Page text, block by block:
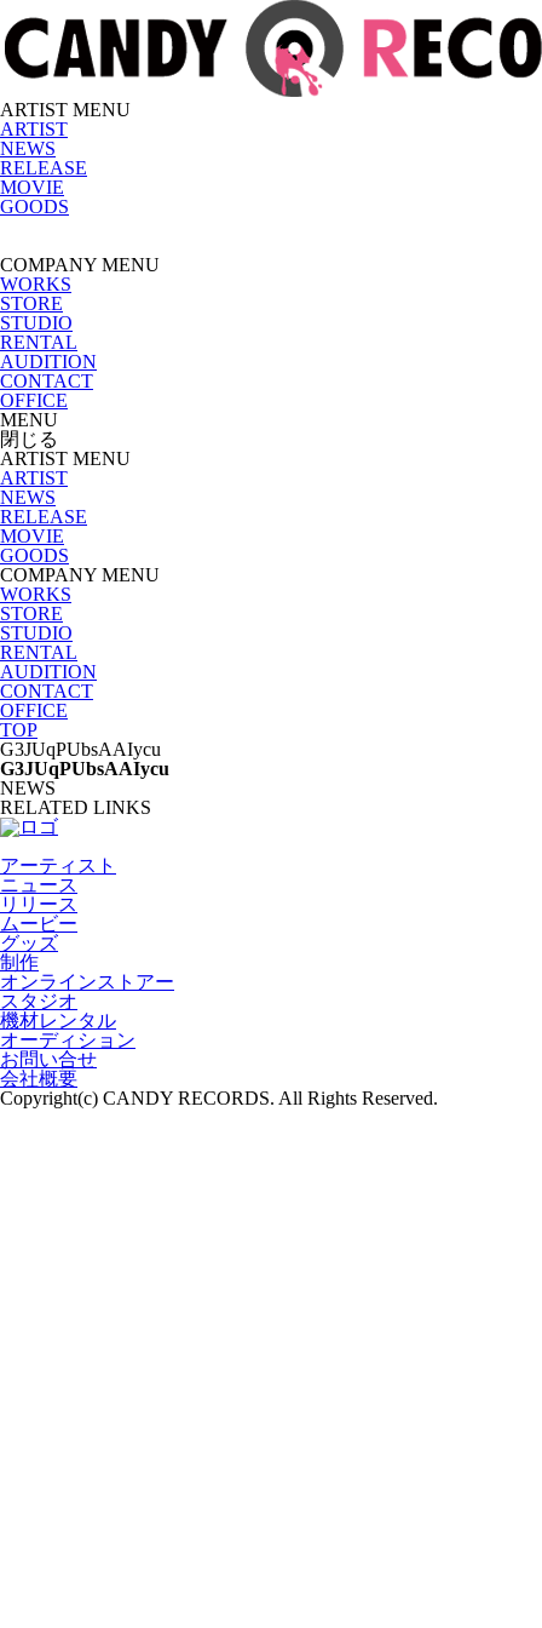
ARTIST MENU
ARTIST
NEWS
RELEASE
MOVIE
GOODS
COMPANY MENU
WORKS
STORE
STUDIO
RENTAL
AUDITION
CONTACT
OFFICE
MENU
閉じる
ARTIST MENU
ARTIST
NEWS
RELEASE
MOVIE
GOODS
COMPANY MENU
WORKS
STORE
STUDIO
RENTAL
AUDITION
CONTACT
OFFICE
TOP
G3JUqPUbsAAIycu
G3JUqPUbsAAIycu
NEWS
RELATED LINKS
アーティスト
ニュース
リリース
ムービー
グッズ
制作
オンラインストアー
スタジオ
機材レンタル
オーディション
お問い合せ
会社概要
Copyright(c) CANDY RECORDS. All Rights Reserved.